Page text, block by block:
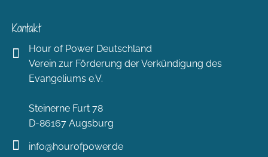
Kontakt
Hour of Power Deutschland
Verein zur Förderung der Verkündigung des
Evangeliums e.V.
Steinerne Furt 78
D-86167 Augsburg
info@hourofpower.de